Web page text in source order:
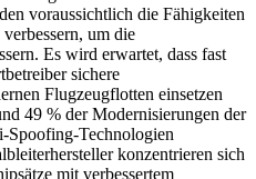
voraussichtlich die Fähigkeiten
um die
Es wird erwartet, dass fast
sichere
Flugzeugflotten einsetzen
49 % der Modernisierungen der
Spoofing-Technologien
konzentrieren sich
mit verbessertem